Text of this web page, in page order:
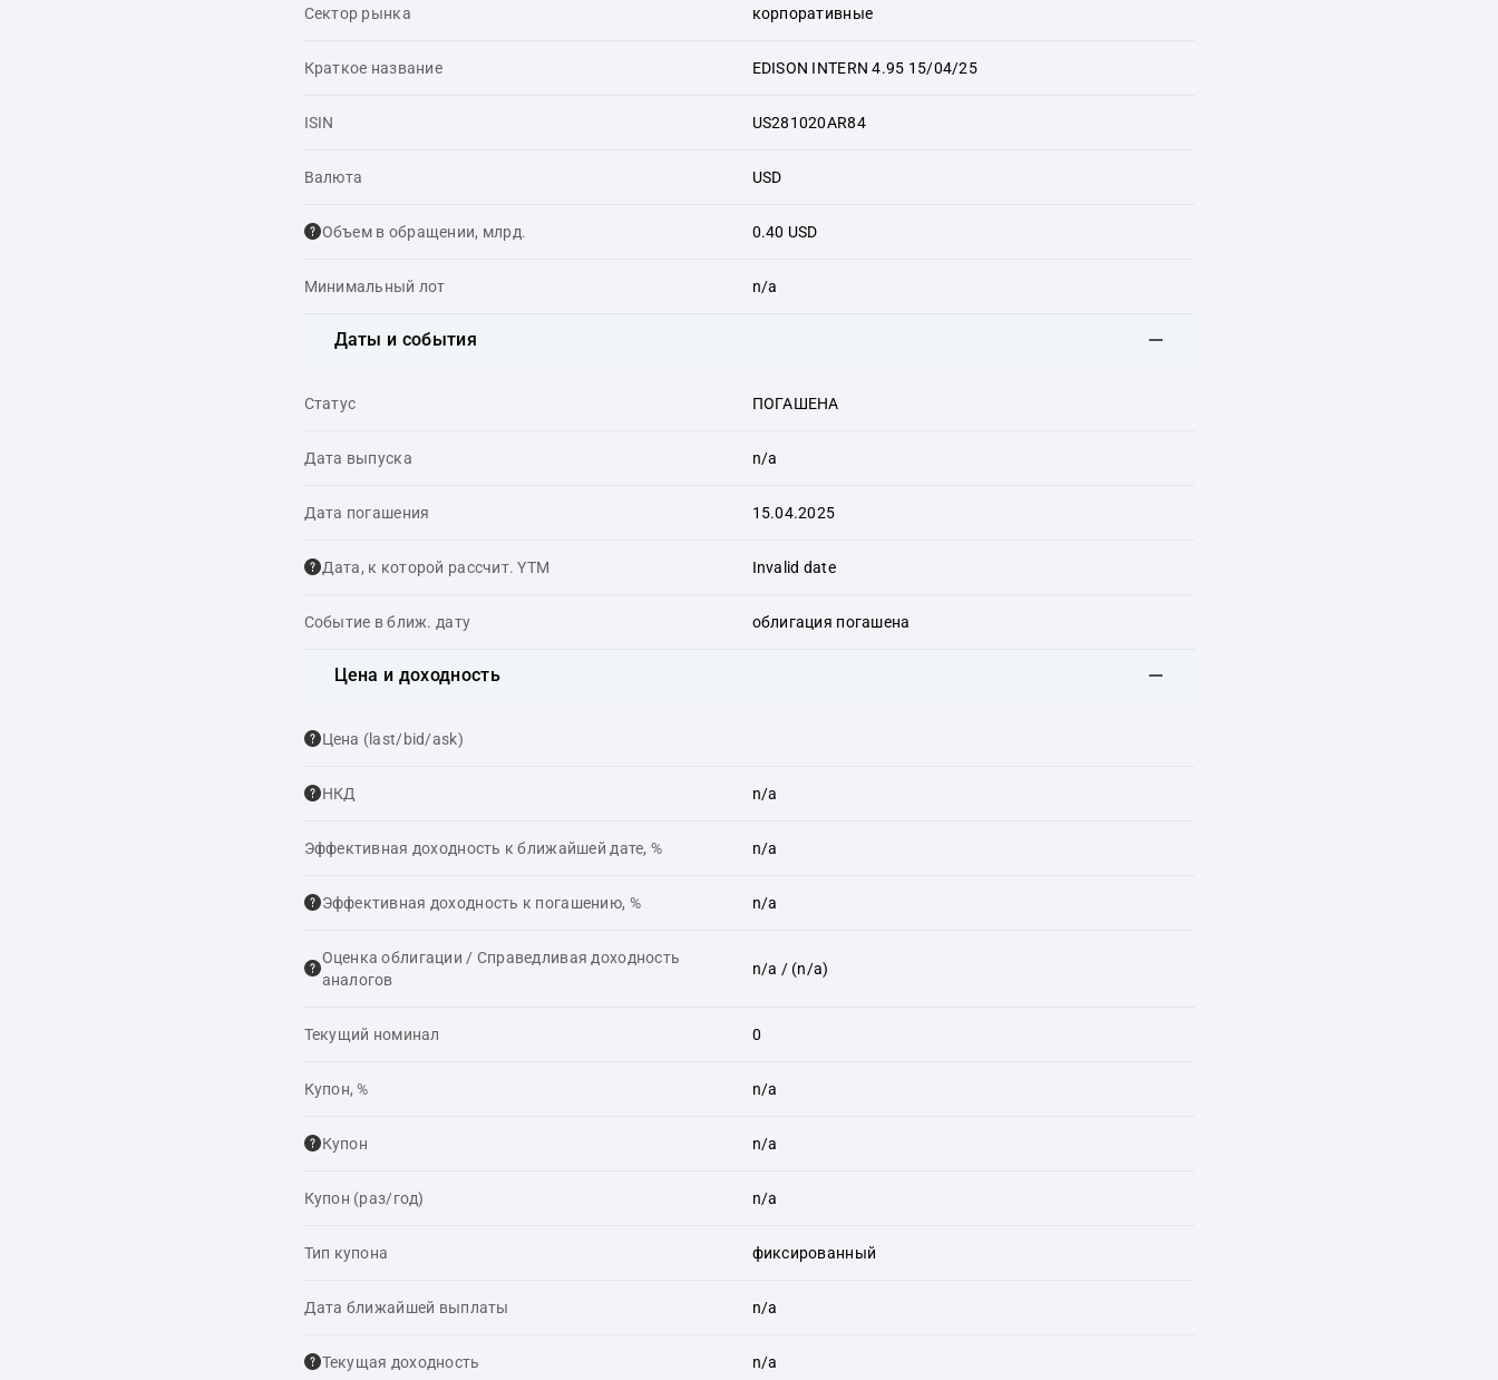
Сектор рынка корпоративные
Краткое название EDISON INTERN 4.95 15/04/25
ISIN US281020AR84
Валюта USD
Объем в обращении, млрд. 0.40 USD
Минимальный лот n/a
Даты и события
Статус ПОГАШЕНА
Дата выпуска n/a
Дата погашения 15.04.2025
Дата, к которой рассчит. YTM Invalid date
Событие в ближ. дату облигация погашена
Цена и доходность
Цена (last/bid/ask)
НКД n/a
Эффективная доходность к ближайшей дате, % n/a
Эффективная доходность к погашению, % n/a
Оценка облигации / Справедливая доходность
аналогов
n/a / (n/a)
Текущий номинал 0
Купон, % n/a
Купон n/a
Купон (раз/год) n/a
Тип купона фиксированный
Дата ближайшей выплаты n/a
Текущая доходность n/a